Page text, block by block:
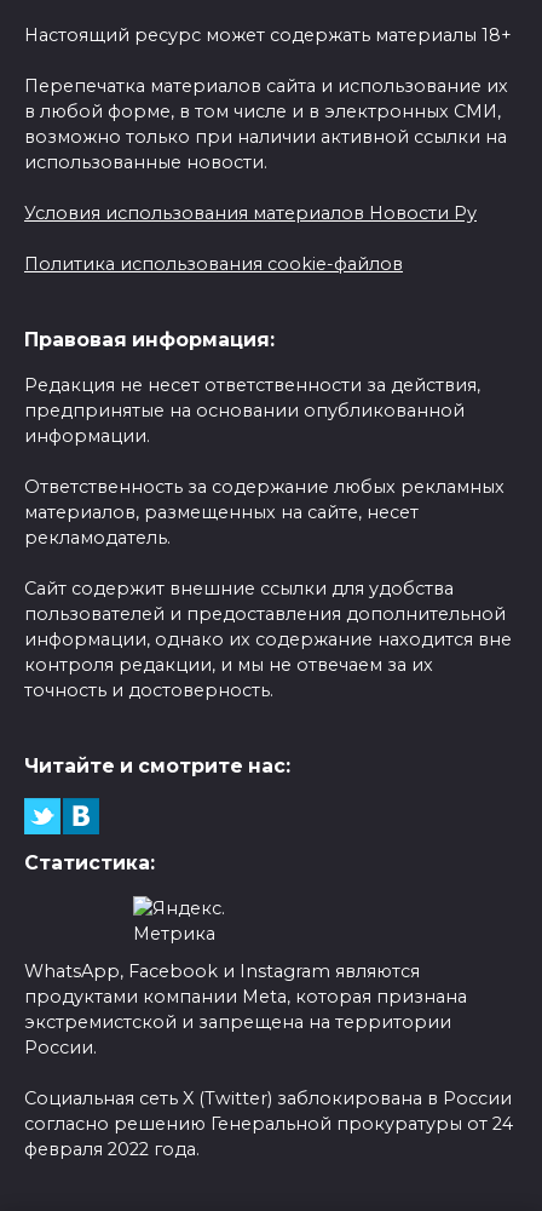
Настоящий ресурс может содержать материалы 18+
Перепечатка материалов сайта и использование их
в любой форме, в том числе и в электронных СМИ,
возможно только при наличии активной ссылки на
использованные новости.
Условия использования материалов Новости Ру
Политика использования cookie-файлов
Правовая информация:
Редакция не несет ответственности за действия,
предпринятые на основании опубликованной
информации.
Ответственность за содержание любых рекламных
материалов, размещенных на сайте, несет
рекламодатель.
Сайт содержит внешние ссылки для удобства
пользователей и предоставления дополнительной
информации, однако их содержание находится вне
контроля редакции, и мы не отвечаем за их
точность и достоверность.
Читайте и смотрите нас:
Статистика:
WhatsApp, Facebook и Instagram являются
продуктами компании Meta, которая признана
экстремистской и запрещена на территории
России.
Социальная сеть X (Twitter) заблокирована в России
согласно решению Генеральной прокуратуры от 24
февраля 2022 года.